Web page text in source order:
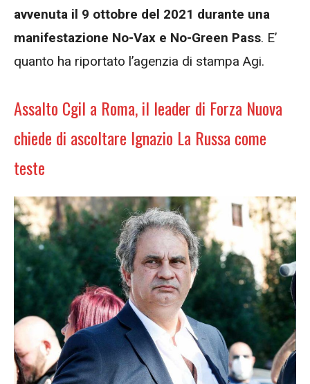
avvenuta il 9 ottobre del 2021 durante una
manifestazione No-Vax e No-Green Pass. E’
quanto ha riportato l’agenzia di stampa Agi.
Assalto Cgil a Roma, il leader di Forza Nuova
chiede di ascoltare Ignazio La Russa come
teste